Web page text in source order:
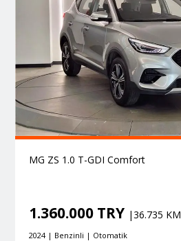
MG ZS 1.0 T-GDI Comfort
1.360.000 TRY |36.735 KM
2024 | Benzinli | Otomatik